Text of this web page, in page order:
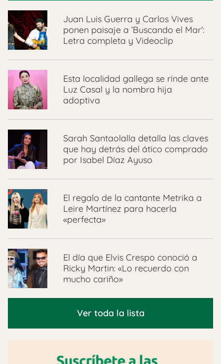
Juan Luis Guerra y Carlos Vives
ponen paisaje a ‘Buscando el Mar’:
Letra completa y Videoclip
Esta localidad gallega se rinde ante
Luz Casal y la nombra hija
adoptiva
Sarah Santaolalla detalla las claves
que hay detrás del ático comprado
por Isabel Díaz Ayuso
El regalo de la cantante Metrika a
Leire Martínez para hacerla
«perfecta»
El día que Elvis Crespo conoció a
Ricky Martin: «Lo recuerdo con
mucho cariño»
Ver toda la lista